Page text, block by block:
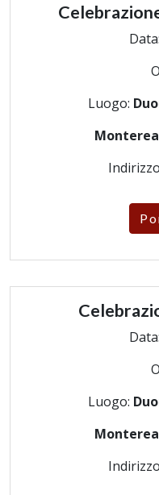
Data:
Luogo:
Data:
Luogo: